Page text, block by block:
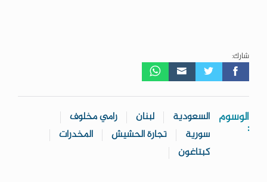
شارك:
الوسوم
:
السعودية لبنان
رامي مخلوف
سورية
تجارة الحشيش
المخدرات
كبتاغون